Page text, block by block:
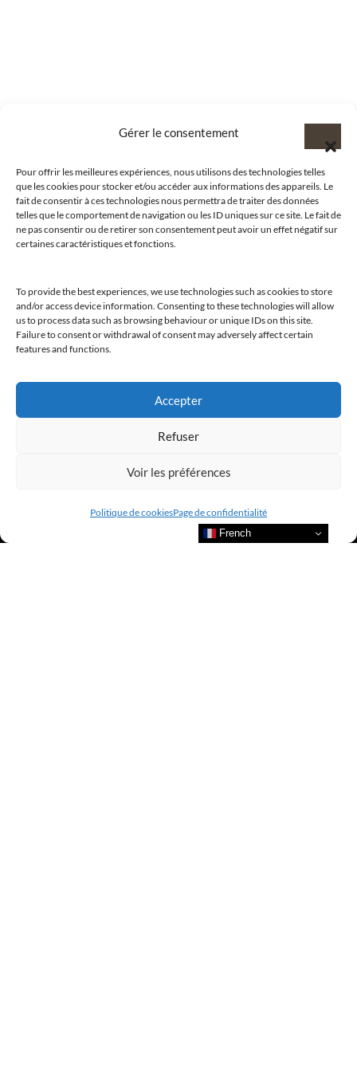
Gérer le consentement
Pour offrir les meilleures expériences, nous utilisons des technologies telles
que les cookies pour stocker et/ou accéder aux informations des appareils. Le
fait de consentir à ces technologies nous permettra de traiter des données
telles que le comportement de navigation ou les ID uniques sur ce site. Le fait de
ne pas consentir ou de retirer son consentement peut avoir un effet négatif sur
certaines caractéristiques et fonctions.
To provide the best experiences, we use technologies such as cookies to store
and/or access device information. Consenting to these technologies will allow
us to process data such as browsing behaviour or unique IDs on this site.
Failure to consent or withdrawal of consent may adversely affect certain
features and functions.
Accepter
Refuser
Voir les préférences
Politique de cookiesPage de confidentialité
@clubamilcar
LUXURY SELECTIONS BY CLUB AMILCAR
French